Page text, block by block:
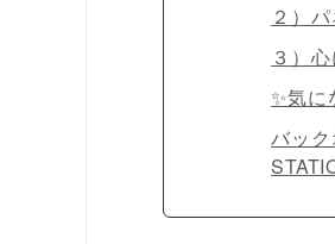
２）
３）
✨気
バッ